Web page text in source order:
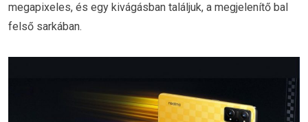
megapixeles, és egy kivágásban találjuk, a megjelenítő bal
felső sarkában.